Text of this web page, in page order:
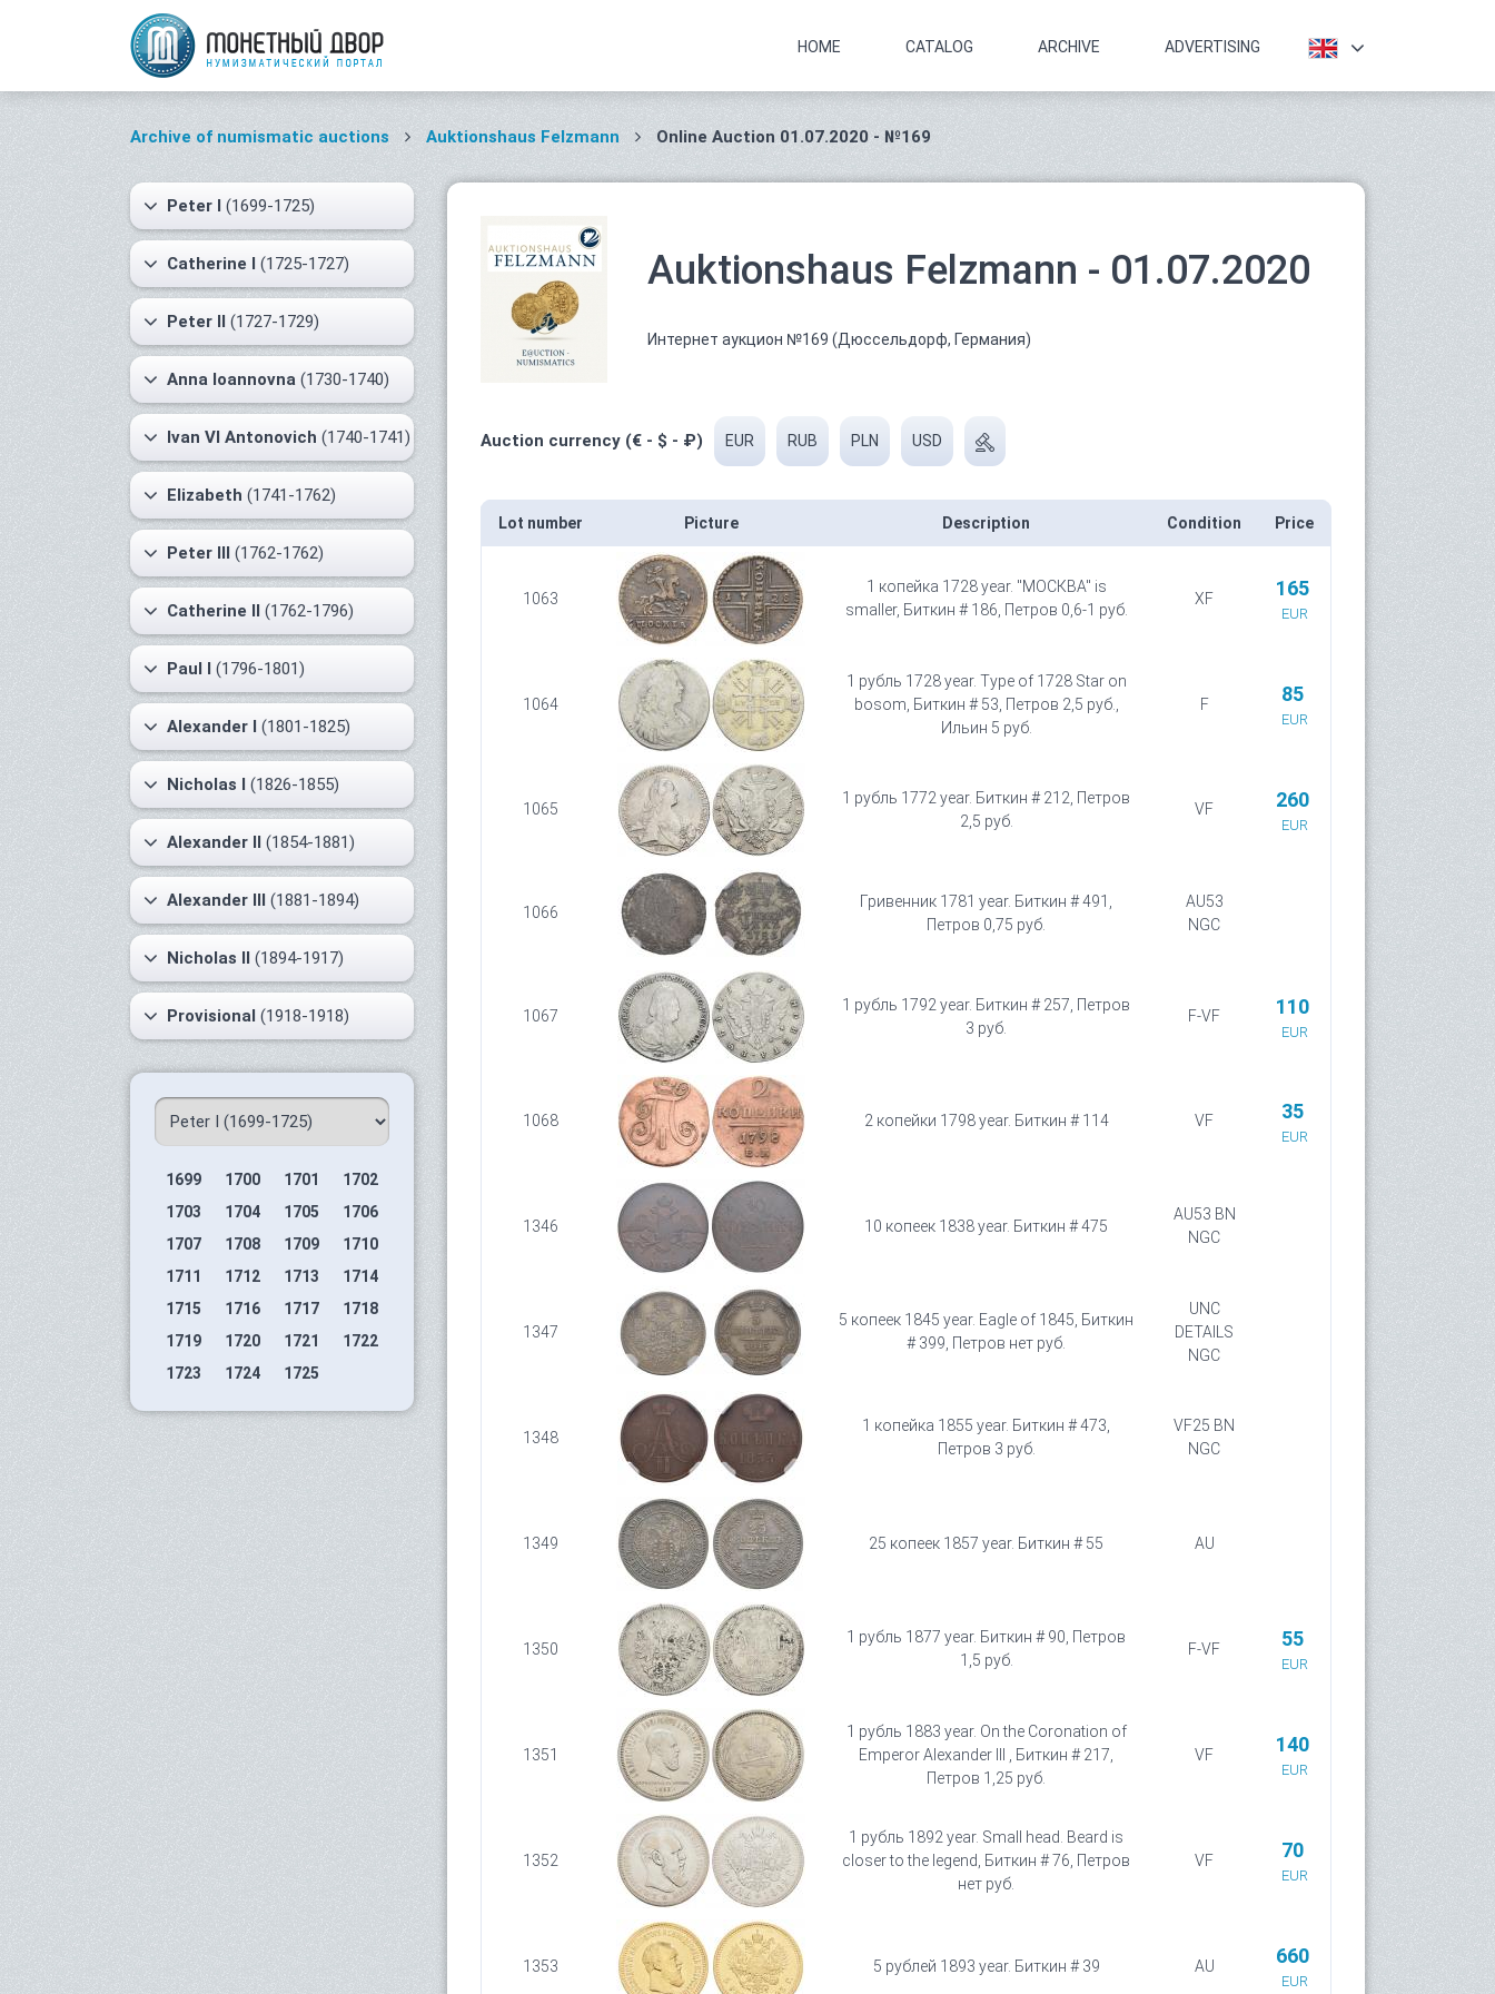
HOME CATALOG ARCHIVE ADVERTISING
Archive of numismatic auctions Auktionshaus Felzmann Online Auction 01.07.2020 - №169
Peter I (1699-1725)
Catherine I (1725-1727)
Peter II (1727-1729)
Anna Ioannovna (1730-1740)
Ivan VI Antonovich (1740-1741)
Elizabeth (1741-1762)
Peter III (1762-1762)
Catherine II (1762-1796)
Paul I (1796-1801)
Alexander I (1801-1825)
Nicholas I (1826-1855)
Alexander II (1854-1881)
Alexander III (1881-1894)
Nicholas II (1894-1917)
Provisional (1918-1918)
1699 1700 1701
1702
1703
1704 1705
1706
1707
1708 1709
1710
1711
1712 1713
1714
1715
1716 1717
1718
1719
1720 1721
1722
1723
1724 1725
Auktionshaus Felzmann - 01.07.2020
Интернет аукцион №169 (Дюссельдорф, Германия)
Auction currency (€ - $ - ₽) EUR RUB PLN USD
Lot number Picture Description Condition Price
1063
1 копейка 1728 year. "МОСКВА" is
smaller, Биткин # 186, Петров 0,6-1 руб.
XF 165
EUR
1064
1 рубль 1728 year. Type of 1728 Star on
bosom, Биткин # 53, Петров 2,5 руб.,
Ильин 5 руб.
F 85
EUR
1065
1 рубль 1772 year. Биткин # 212, Петров
2,5 руб.
VF 260
EUR
1066
Гривенник 1781 year. Биткин # 491,
Петров 0,75 руб.
AU53
NGC
1067
1 рубль 1792 year. Биткин # 257, Петров
3 руб.
F-VF 110
EUR
1068 2 копейки 1798 year. Биткин # 114 VF 35
EUR
1346 10 копеек 1838 year. Биткин # 475
AU53 BN
NGC
1347
5 копеек 1845 year. Eagle of 1845, Биткин
# 399, Петров нет руб.
UNC
DETAILS
NGC
1348
1 копейка 1855 year. Биткин # 473,
Петров 3 руб.
VF25 BN
NGC
1349 25 копеек 1857 year. Биткин # 55 AU
1350
1 рубль 1877 year. Биткин # 90, Петров
1,5 руб.
F-VF 55
EUR
1351
1 рубль 1883 year. On the Coronation of
Emperor Alexander III , Биткин # 217,
Петров 1,25 руб.
VF 140
EUR
1352
1 рубль 1892 year. Small head. Beard is
closer to the legend, Биткин # 76, Петров
нет руб.
VF 70
EUR
1353 5 рублей 1893 year. Биткин # 39 AU 660
EUR